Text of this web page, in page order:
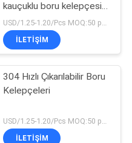
kauçuklu boru kelepçesi
kanal klipsleri
USD/1.25-1.20/Pcs MOQ:50 parça
İLETIŞIM
304 Hızlı Çıkarılabilir Boru
Kelepçeleri
İLETIŞIM